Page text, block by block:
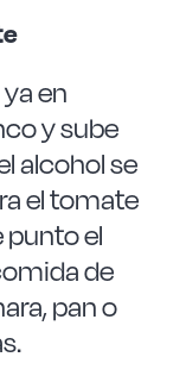
en
y sube
alcohol se
el tomate
punto el
de
pan o